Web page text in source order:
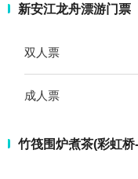
新安江龙舟漂游门票
双人票
成人票
竹筏围炉煮茶(彩虹桥